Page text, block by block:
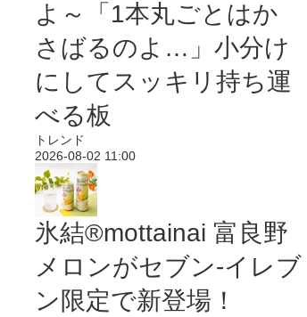
よ～「1本丸ごとはか
さばるのよ…」小分け
にしてスッキリ持ち運
べる板
トレンド
2026-08-02 11:00
氷結®mottainai 富良野
メロンがセブン‐イレブ
ン限定で新登場！